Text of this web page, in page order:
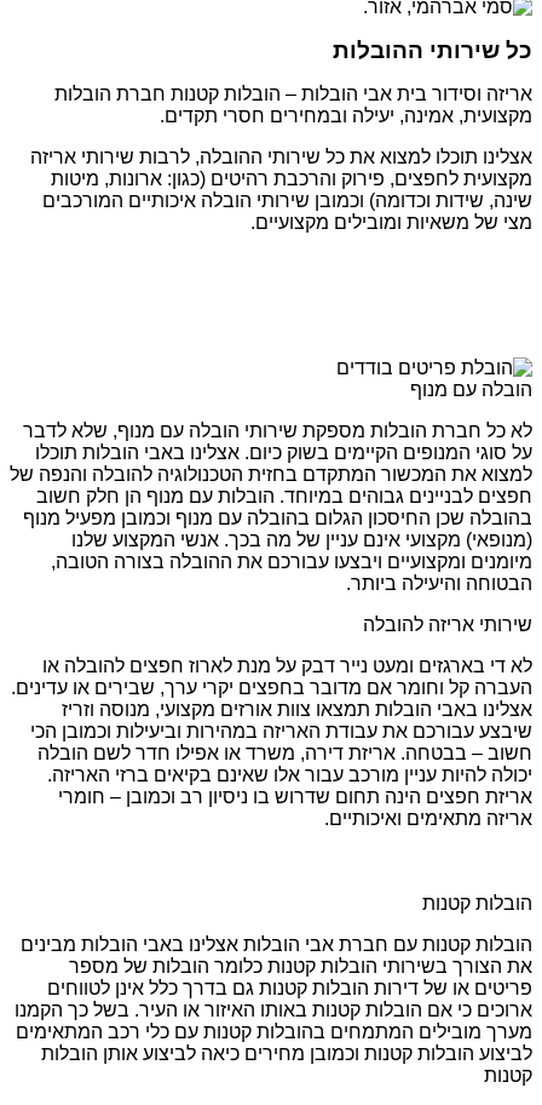
כל שירותי ההובלות
אריזה וסידור בית אבי הובלות – הובלות קטנות חברת הובלות
מקצועית, אמינה, יעילה ובמחירים חסרי תקדים.
אצלינו תוכלו למצוא את כל שירותי ההובלה, לרבות שירותי אריזה
מקצועית לחפצים, פירוק והרכבת רהיטים (כגון: ארונות, מיטות
שינה, שידות וכדומה) וכמובן שירותי הובלה איכותיים המורכבים
מצי של משאיות ומובילים מקצועיים.
הובלה עם מנוף
לא כל חברת הובלות מספקת שירותי הובלה עם מנוף, שלא לדבר
על סוגי המנופים הקיימים בשוק כיום. אצלינו באבי הובלות תוכלו
למצוא את המכשור המתקדם בחזית הטכנולוגיה להובלה והנפה של
חפצים לבניינים גבוהים במיוחד. הובלות עם מנוף הן חלק חשוב
בהובלה שכן החיסכון הגלום בהובלה עם מנוף וכמובן מפעיל מנוף
(מנופאי) מקצועי אינם עניין של מה בכך. אנשי המקצוע שלנו
מיומנים ומקצועיים ויבצעו עבורכם את ההובלה בצורה הטובה,
הבטוחה והיעילה ביותר.
שירותי אריזה להובלה
לא די בארגזים ומעט נייר דבק על מנת לארוז חפצים להובלה או
העברה קל וחומר אם מדובר בחפצים יקרי ערך, שבירים או עדינים.
אצלינו באבי הובלות תמצאו צוות אורזים מקצועי, מנוסה וזריז
שיבצע עבורכם את עבודת האריזה במהירות וביעילות וכמובן הכי
חשוב – בבטחה. אריזת דירה, משרד או אפילו חדר לשם הובלה
יכולה להיות עניין מורכב עבור אלו שאינם בקיאים ברזי האריזה.
אריזת חפצים הינה תחום שדרוש בו ניסיון רב וכמובן – חומרי
אריזה מתאימים ואיכותיים.
הובלות קטנות
הובלות קטנות עם חברת אבי הובלות אצלינו באבי הובלות מבינים
את הצורך בשירותי הובלות קטנות כלומר הובלות של מספר
פריטים או של דירות הובלות קטנות גם בדרך כלל אינן לטווחים
ארוכים כי אם הובלות קטנות באותו האיזור או העיר. בשל כך הקמנו
מערך מובילים המתמחים בהובלות קטנות עם כלי רכב המתאימים
לביצוע הובלות קטנות וכמובן מחירים כיאה לביצוע אותן הובלות
קטנות